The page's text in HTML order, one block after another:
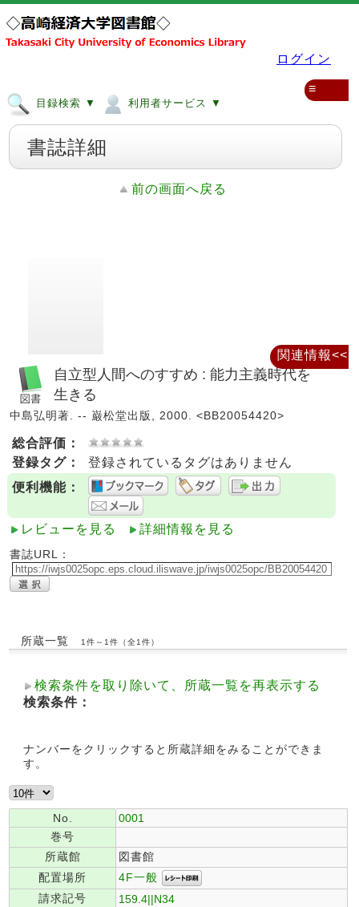
ログイン
目録検索 ▼ 利用者サービス ▼
≡
書誌詳細
前の画面へ戻る
自立型人間へのすすめ : 能力主義時代を
生きる
中島弘明著. -- 巌松堂出版, 2000. <BB20054420>
総合評価：
登録タグ：
登録されているタグはありません
便利機能：
レビューを見る 詳細情報を見る
書誌URL：
所蔵一覧 1件～1件（全1件）
検索条件を取り除いて、所蔵一覧を再表示する
検索条件：
ナンバーをクリックすると所蔵詳細をみることができま
す。
No.
0001
巻号
所蔵館
図書館
配置場所
4F一般
請求記号
159.4||N34
関連情報<<